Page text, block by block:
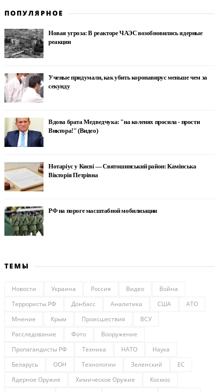
ПОПУЛЯРНОЕ
Новая угроза: В реакторе ЧАЭС возобновились ядерные
реакции
Ученые придумали, как убить коронавирус меньше чем за
секунду
Вдова брата Медведчука: "на коленях просила - прости
Виктора!" (Видео)
Нотаріус у Києві — Святошинський район: Камінська
Вікторія Петрівна
РФ на пороге масштабной мобилизации
ТЕМЫ
Новости Украина Россия Видео
Война
Террористы РФ
Донбасс Аналитика США
АТО
Мнение
Крым Происшествия
ВСУ
Расследование
Фото
Вооружение
Пропагандисты РФ
Техника НАТО
Наука
Беларусь
ООН Технологии Зеленский
ЕС
Ядерное Оружие
Химическое Оружие
Космос